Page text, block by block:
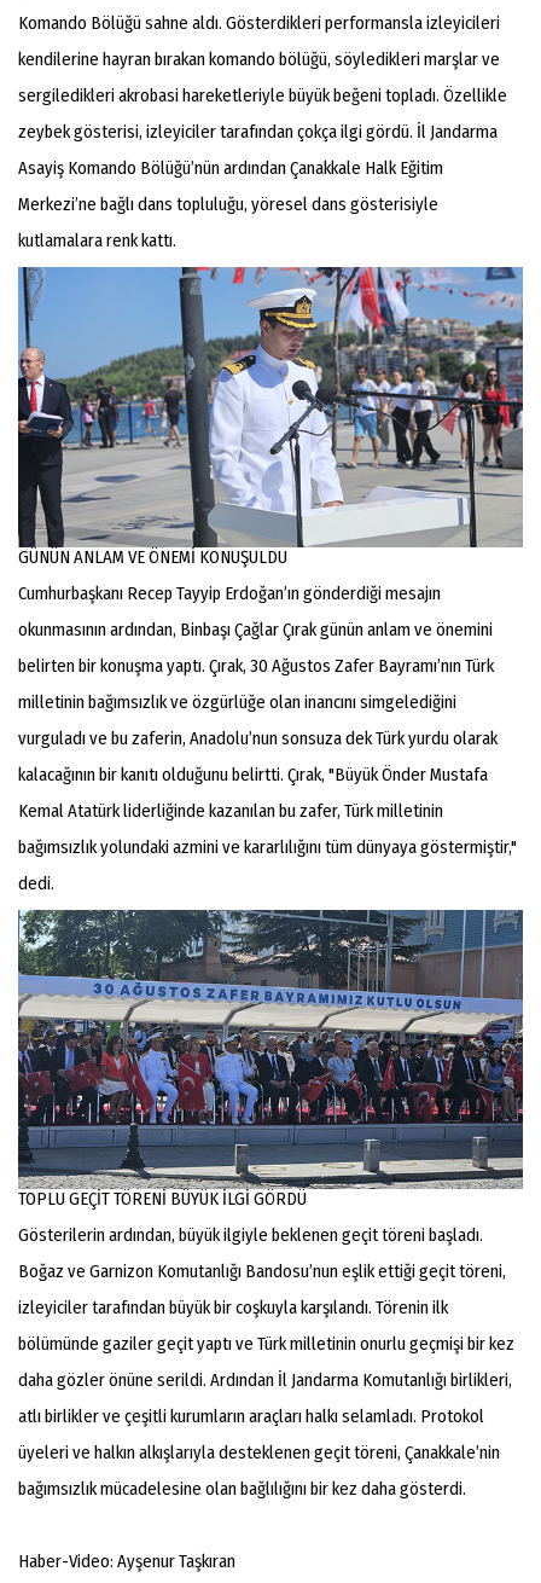
Komando Bölüğü sahne aldı. Gösterdikleri performansla izleyicileri
kendilerine hayran bırakan komando bölüğü, söyledikleri marşlar ve
sergiledikleri akrobasi hareketleriyle büyük beğeni topladı. Özellikle
zeybek gösterisi, izleyiciler tarafından çokça ilgi gördü. İl Jandarma
Asayiş Komando Bölüğü’nün ardından Çanakkale Halk Eğitim
Merkezi’ne bağlı dans topluluğu, yöresel dans gösterisiyle
kutlamalara renk kattı.
GÜNÜN ANLAM VE ÖNEMİ KONUŞULDU
Cumhurbaşkanı Recep Tayyip Erdoğan’ın gönderdiği mesajın
okunmasının ardından, Binbaşı Çağlar Çırak günün anlam ve önemini
belirten bir konuşma yaptı. Çırak, 30 Ağustos Zafer Bayramı’nın Türk
milletinin bağımsızlık ve özgürlüğe olan inancını simgelediğini
vurguladı ve bu zaferin, Anadolu’nun sonsuza dek Türk yurdu olarak
kalacağının bir kanıtı olduğunu belirtti. Çırak, "Büyük Önder Mustafa
Kemal Atatürk liderliğinde kazanılan bu zafer, Türk milletinin
bağımsızlık yolundaki azmini ve kararlılığını tüm dünyaya göstermiştir,"
dedi.
TOPLU GEÇİT TÖRENİ BÜYÜK İLGİ GÖRDÜ
Gösterilerin ardından, büyük ilgiyle beklenen geçit töreni başladı.
Boğaz ve Garnizon Komutanlığı Bandosu’nun eşlik ettiği geçit töreni,
izleyiciler tarafından büyük bir coşkuyla karşılandı. Törenin ilk
bölümünde gaziler geçit yaptı ve Türk milletinin onurlu geçmişi bir kez
daha gözler önüne serildi. Ardından İl Jandarma Komutanlığı birlikleri,
atlı birlikler ve çeşitli kurumların araçları halkı selamladı. Protokol
üyeleri ve halkın alkışlarıyla desteklenen geçit töreni, Çanakkale’nin
bağımsızlık mücadelesine olan bağlılığını bir kez daha gösterdi.
Haber-Video: Ayşenur Taşkıran